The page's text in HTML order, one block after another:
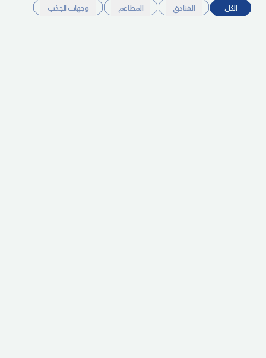
الكل الفنادق المطاعم وجهات الجذب